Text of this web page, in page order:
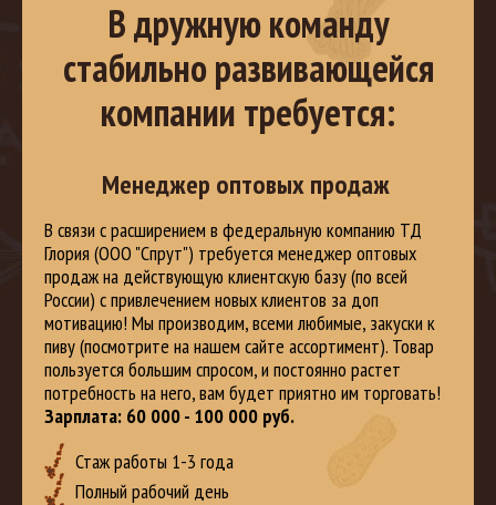
В дружную команду
стабильно развивающейся
компании требуется:
Менеджер оптовых продаж
В связи с расширением в федеральную компанию ТД
Глория (ООО "Спрут") требуется менеджер оптовых
продаж на действующую клиентскую базу (по всей
России) с привлечением новых клиентов за доп
мотивацию! Мы производим, всеми любимые, закуски к
пиву (посмотрите на нашем сайте ассортимент). Товар
пользуется большим спросом, и постоянно растет
потребность на него, вам будет приятно им торговать!
Зарплата: 60 000 - 100 000 руб.
Стаж работы 1-3 года
Полный рабочий день